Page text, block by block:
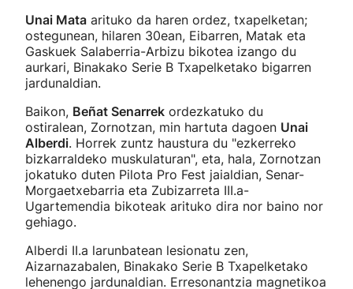
Unai Mata arituko da haren ordez, txapelketan;
ostegunean, hilaren 30ean, Eibarren, Matak eta
Gaskuek Salaberria-Arbizu bikotea izango du
aurkari, Binakako Serie B Txapelketako bigarren
jardunaldian.
Baikon, Beñat Senarrek ordezkatuko du
ostiralean, Zornotzan, min hartuta dagoen Unai
Alberdi. Horrek zuntz haustura du "ezkerreko
bizkarraldeko muskulaturan", eta, hala, Zornotzan
jokatuko duten Pilota Pro Fest jaialdian, Senar-
Morgaetxebarria eta Zubizarreta III.a-
Ugartemendia bikoteak arituko dira nor baino nor
gehiago.
Alberdi II.a larunbatean lesionatu zen,
Aizarnazabalen, Binakako Serie B Txapelketako
lehenengo jardunaldian. Erresonantzia magnetikoa